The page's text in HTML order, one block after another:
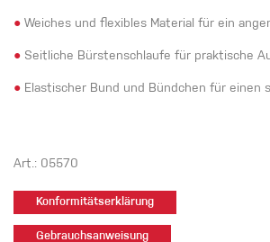
● Weiches und flexibles Material für ein
● Seitliche Bürstenschlaufe für praktische
● Elastischer Bund und Bündchen für einen
Art.: 05570
Konformitätserklärung
Gebrauchsanweisung